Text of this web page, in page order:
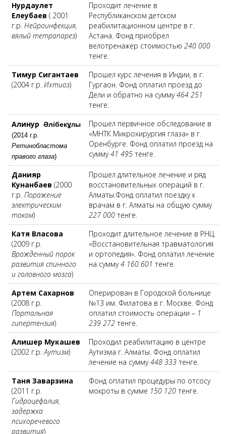
Нурдаулет
Елеубаев ( 2001
г.р. Нейроинфекция,
вялый тетрапарез)
Проходит лечение в
Республиканском детском
реабилитационном центре в г.
Астана. Фонд приобрел
велотренажер стоимостью 240 000
тенге.
Тимур Сигантаев
(2004 г.р. Ихтиоз)
Прошел курс лечения в Индии, в г.
Гургаон. Фонд оплатил проезд до
Дели и обратно на сумму464 251
тенге.
Алинур Әлiбекұлы
(2014 г.р.
Ретинобластома
правого глаза)
Прошел первичное обследование в
«МНТК Микрохирургия глаза» в г.
Оренбурге. Фонд оплатил проезд на
сумму41 495 тенге.
Данияр
Кунанбаев (2000
г.р. Поражение
электрическим
током)
Прошел длительное лечение и ряд
восстановительных операций в г.
Алматы.Фонд оплатил поездку к
врачам в г. Алматы на общую сумму
227 000 тенге.
Катя Власова
(2009 г.р.
Врожденный порок
развития спинного
и головного мозга)
Проходит длительное лечение в РНЦ
«Восстановительная травматология
и ортопедия». Фонд оплатил лечение
на сумму4 160 601 тенге.
Артем Сахарнов
(2008 г.р.
Портальная
гипертензия)
Оперирован в Городской больнице
№13 им. Филатова в г. Москве. Фонд
оплатил стоимость операции – 1
239 272 тенге.
Алишер Мукашев
(2002 г.р.Аутизм)
Проходил реабилитацию в центре
Аутизма г. Алматы. Фонд оплатил
лечение на сумму448 333 тенге.
Таня Заварзина
(2011 г.р.
Гидроцефалия,
задержка
психоречевого
развития)
Фонд оплатил процедуры по отсосу
мокроты в сумме 150 120 тенге.